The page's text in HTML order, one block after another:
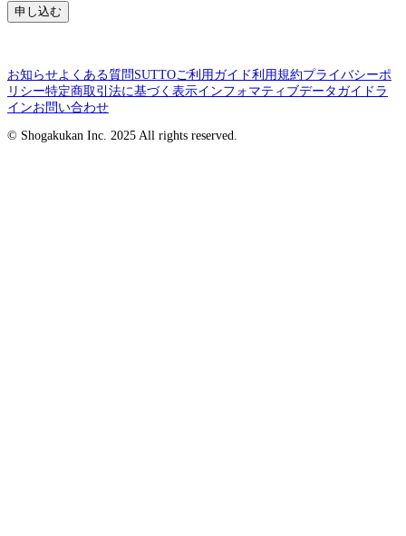
申し込む
お知らせよくある質問 SUTTOご利用ガイド利用規約プライバシーポ
リシー特定商取引法に基づく表示インフォマティブデータガイドラ
インお問い合わせ
© Shogakukan Inc. 2025 All rights reserved.